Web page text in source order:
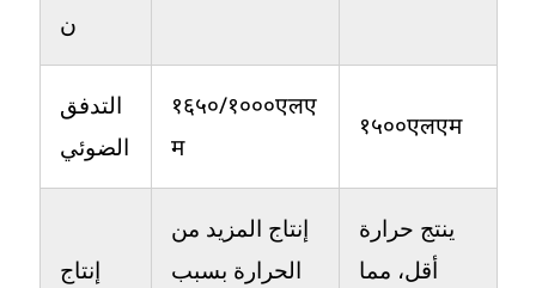
ن
التدفق
الضوئي
१६५०/१०००एलए
म
१५००एलएम
إنتاج
إنتاج المزيد من
الحرارة بسبب
ينتج حرارة
أقل، مما